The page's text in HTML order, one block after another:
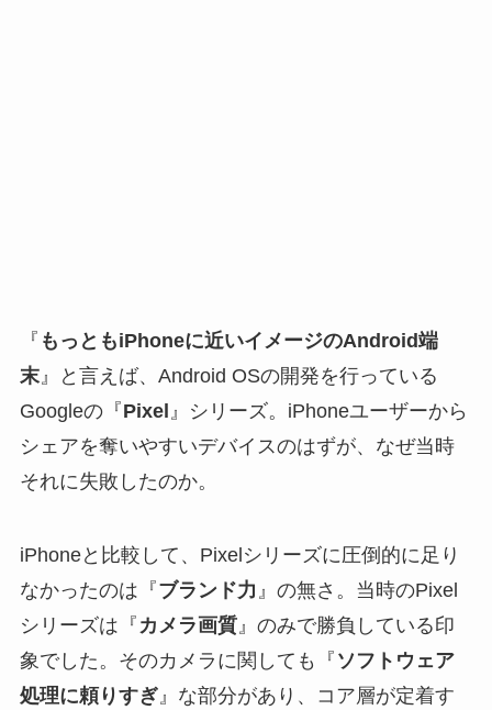
『 もっともiPhoneに近いイメージのAndroid端
末』と言えば、Android OSの開発を行っている
Googleの『Pixel 』シリーズ。iPhoneユーザーから
シェアを奪いやすいデバイスのはずが、なぜ当時
それに失敗したのか。
iPhoneと比較して、Pixelシリーズに圧倒的に足り
なかったのは『ブランド力 』の無さ。当時のPixel
シリーズは『 カメラ画質』のみで勝負している印
象でした。そのカメラに関しても『 ソフトウェア
処理に頼りすぎ』な部分があり、コア層が定着す